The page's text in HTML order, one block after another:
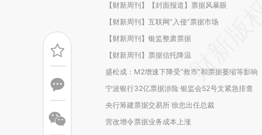
【财新周刊】【封面报道】票据风暴眼
【财新周刊】互联网“入侵”票据市场
【财新周刊】银监整肃票据
【财新周刊】票据信托降温
盛松成：M2增速下降受“救市”和票据萎缩等影响
宁波银行32亿票据涉险 银监会52号文紧急排查
央行筹建票据交易所 徐忠出任总裁
营改增令票据业务成本上涨